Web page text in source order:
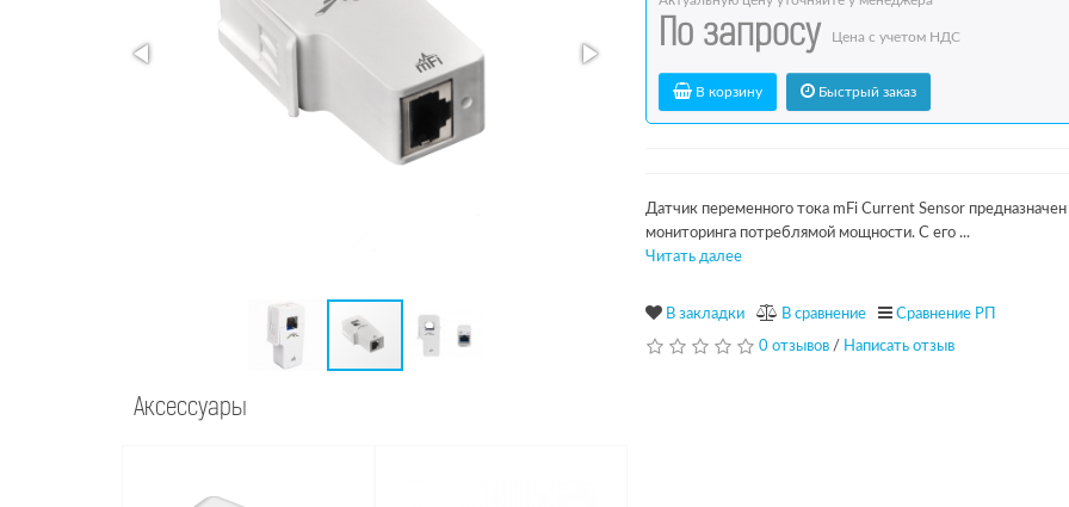
По запросу Цена с учетом НДС
В корзину Быстрый заказ
Датчик переменного тока mFi Current Sensor
мониторинга потреблямой мощности. С его ...
Читать далее
В закладки В сравнение Сравнение РП
0 отзывов/ Написать отзыв
Аксессуары